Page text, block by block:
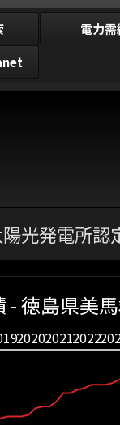
電力需
光発電所
202020212022
- 徳島県美